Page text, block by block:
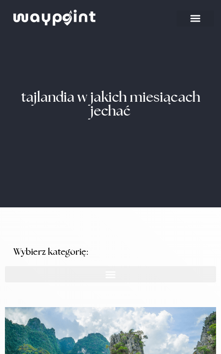
tajlandia w jakich miesiącach
jechać
Wybierz kategorię: